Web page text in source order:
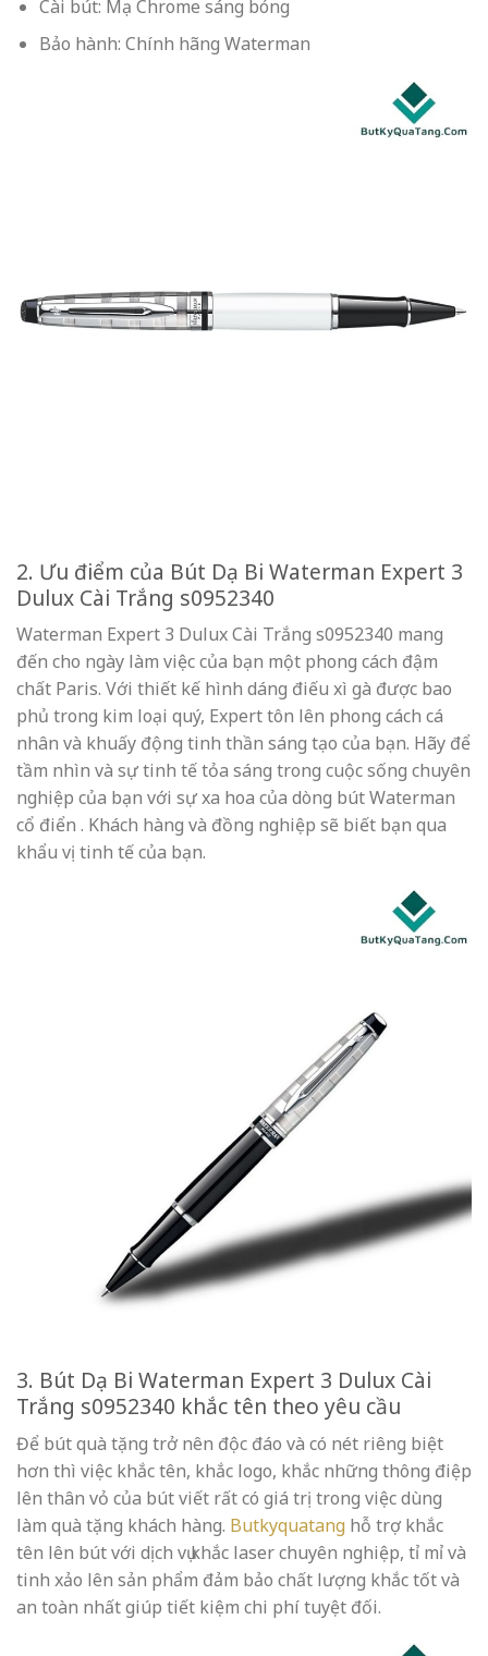
Cài bút: Mạ Chrome sáng bóng
Bảo hành: Chính hãng Waterman
2. Ưu điểm của Bút Dạ Bi Waterman Expert 3
Dulux Cài Trắng s0952340
Waterman Expert 3 Dulux Cài Trắng s0952340 mang
đến cho ngày làm việc của bạn một phong cách đậm
chất Paris. Với thiết kế hình dáng điếu xì gà được bao
phủ trong kim loại quý, Expert tôn lên phong cách cá
nhân và khuấy động tinh thần sáng tạo của bạn. Hãy để
tầm nhìn và sự tinh tế tỏa sáng trong cuộc sống chuyên
nghiệp của bạn với sự xa hoa của dòng bút Waterman
cổ điển . Khách hàng và đồng nghiệp sẽ biết bạn qua
khẩu vị tinh tế của bạn.
3. Bút Dạ Bi Waterman Expert 3 Dulux Cài
Trắng s0952340 khắc tên theo yêu cầu
Để bút quà tặng trở nên độc đáo và có nét riêng biệt
hơn thì việc khắc tên, khắc logo, khắc những thông điệp
lên thân vỏ của bút viết rất có giá trị trong việc dùng
làm quà tặng khách hàng. Butkyquatang hỗ trợ khắc
tên lên bút với dịch vụ khắc laser chuyên nghiệp, tỉ mỉ và
tinh xảo lên sản phẩm đảm bảo chất lượng khắc tốt và
an toàn nhất giúp tiết kiệm chi phí tuyệt đối.